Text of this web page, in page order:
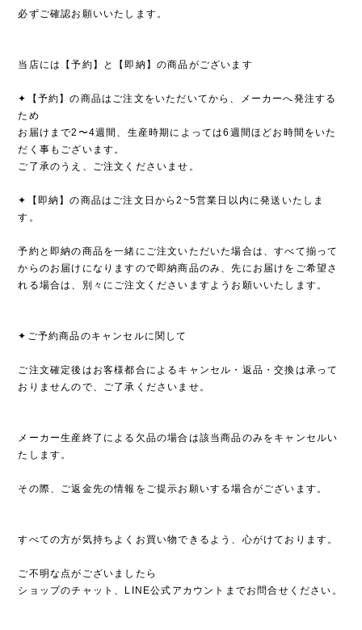
必ずご確認お願いいたします。
当店には【予約】と【即納】の商品がございます
✦【予約】の商品はご注文をいただいてから、メーカーへ発注する
ため
お届けまで2〜4週間、生産時期によっては6週間ほどお時間をいた
だく事もございます。
ご了承のうえ、ご注文くださいませ。
✦【即納】の商品はご注文日から2~5営業日以内に発送いたしま
す。
予約と即納の商品を一緒にご注文いただいた場合は、すべて揃って
からのお届けになりますので即納商品のみ、先にお届けをご希望さ
れる場合は、別々にご注文くださいますようお願いいたします。
✦ご予約商品のキャンセルに関して
ご注文確定後はお客様都合によるキャンセル・返品・交換は承って
おりませんので、ご了承くださいませ。
メーカー生産終了による欠品の場合は該当商品のみをキャンセルい
たします。
その際、ご返金先の情報をご提示お願いする場合がございます。
すべての方が気持ちよくお買い物できるよう、心がけております。
ご不明な点がございましたら
ショップのチャット、LINE公式アカウントまでお問合せください。